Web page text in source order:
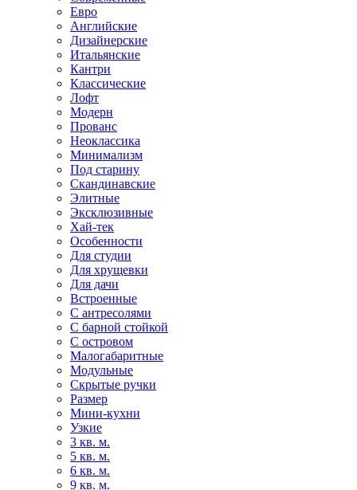
Евро
Английские
Дизайнерские
Итальянские
Кантри
Классические
Лофт
Модерн
Прованс
Неоклассика
Минимализм
Под старину
Скандинавские
Элитные
Эксклюзивные
Хай-тек
Особенности
Для студии
Для хрущевки
Для дачи
Встроенные
С антресолями
С барной стойкой
С островом
Малогабаритные
Модульные
Скрытые ручки
Размер
Мини-кухни
Узкие
3 кв. м.
5 кв. м.
6 кв. м.
9 кв. м.